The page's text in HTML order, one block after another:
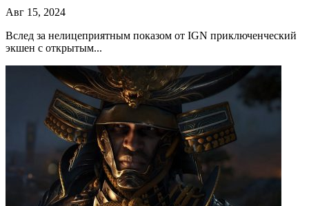
Авг 15, 2024
Вслед за нелицеприятным показом от IGN приключенческий
экшен с открытым...